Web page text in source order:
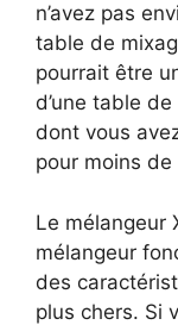
n’avez pas
table de
pourrait être
d’une table
dont vous
pour moins de
Le mélangeur
mélangeur
des
plus chers. Si